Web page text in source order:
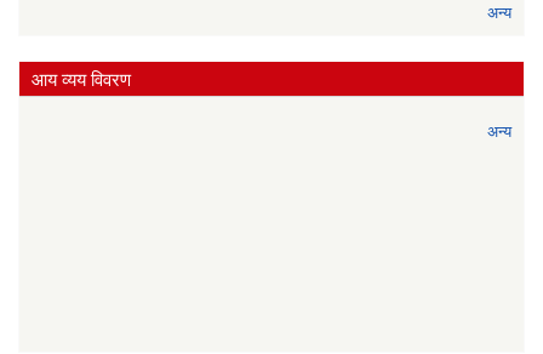
अन्य
आय व्यय विवरण
अन्य